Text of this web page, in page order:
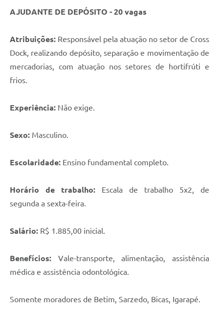
AJUDANTE DE DEPÓSITO - 20 vagas
Atribuições: Responsável pela atuação no setor de Cross
Dock, realizando depósito, separação e movimentação de
mercadorias, com atuação nos setores de hortifrúti e
frios.
Experiência: Não exige.
Sexo: Masculino.
Escolaridade: Ensino fundamental completo.
Horário de trabalho: Escala de trabalho 5x2, de
segunda a sexta-feira.
Salário: R$ 1.885,00 inicial.
Benefícios: Vale-transporte, alimentação, assistência
médica e assistência odontológica.
Somente moradores de Betim, Sarzedo, Bicas, Igarapé.